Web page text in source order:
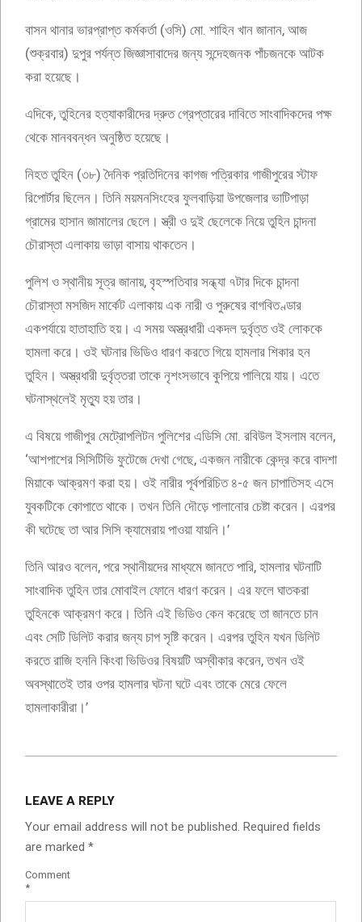
বাসন থানার ভারপ্রাপ্ত কর্মকর্তা (ওসি) মো. শাহিন খান জানান, আজ
(শুক্রবার) দুপুর পর্যন্ত জিজ্ঞাসাবাদের জন্য সন্দেহজনক পাঁচজনকে আটক
করা হয়েছে।
এদিকে, তুহিনের হত্যাকারীদের দ্রুত গ্রেপ্তারের দাবিতে সাংবাদিকদের পক্ষ
থেকে মানববন্ধন অনুষ্ঠিত হয়েছে।
নিহত তুহিন (৩৮) দৈনিক প্রতিদিনের কাগজ পত্রিকার গাজীপুরের স্টাফ
রিপোর্টার ছিলেন। তিনি ময়মনসিংহের ফুলবাড়িয়া উপজেলার ভাটিপাড়া
গ্রামের হাসান জামালের ছেলে। স্ত্রী ও দুই ছেলেকে নিয়ে তুহিন চান্দনা
চৌরাস্তা এলাকায় ভাড়া বাসায় থাকতেন।
পুলিশ ও স্থানীয় সূত্র জানায়, বৃহস্পতিবার সন্ধ্যা ৭টার দিকে চান্দনা
চৌরাস্তা মসজিদ মার্কেট এলাকায় এক নারী ও পুরুষের বাগবিতণ্ডার
একপর্যায়ে হাতাহাতি হয়। এ সময় অস্ত্রধারী একদল দুর্বৃত্ত ওই লোককে
হামলা করে। ওই ঘটনার ভিডিও ধারণ করতে গিয়ে হামলার শিকার হন
তুহিন। অস্ত্রধারী দুর্বৃত্তরা তাকে নৃশংসভাবে কুপিয়ে পালিয়ে যায়। এতে
ঘটনাস্থলেই মৃত্যু হয় তার।
এ বিষয়ে গাজীপুর মেট্রোপলিটন পুলিশের এডিসি মো. রবিউল ইসলাম বলেন,
‘আশপাশের সিসিটিভি ফুটেজে দেখা গেছে, একজন নারীকে কেন্দ্র করে বাদশা
মিয়াকে আক্রমণ করা হয়। ওই নারীর পূর্বপরিচিত ৪-৫ জন চাপাতিসহ এসে
যুবকটিকে কোপাতে থাকে। তখন তিনি দৌড়ে পালানোর চেষ্টা করেন। এরপর
কী ঘটেছে তা আর সিসি ক্যামেরায় পাওয়া যায়নি।’
তিনি আরও বলেন, পরে স্থানীয়দের মাধ্যমে জানতে পারি, হামলার ঘটনাটি
সাংবাদিক তুহিন তার মোবাইল ফোনে ধারণ করেন। এর ফলে ঘাতকরা
তুহিনকে আক্রমণ করে। তিনি এই ভিডিও কেন করেছে তা জানতে চান
এবং সেটি ডিলিট করার জন্য চাপ সৃষ্টি করেন। এরপর তুহিন যখন ডিলিট
করতে রাজি হননি কিংবা ভিডিওর বিষয়টি অস্বীকার করেন, তখন ওই
অবস্থাতেই তার ওপর হামলার ঘটনা ঘটে এবং তাকে মেরে ফেলে
হামলাকারীরা।’
08
LEAVE A REPLY
Your email address will not be published. Required fields
are marked *
Comment
*